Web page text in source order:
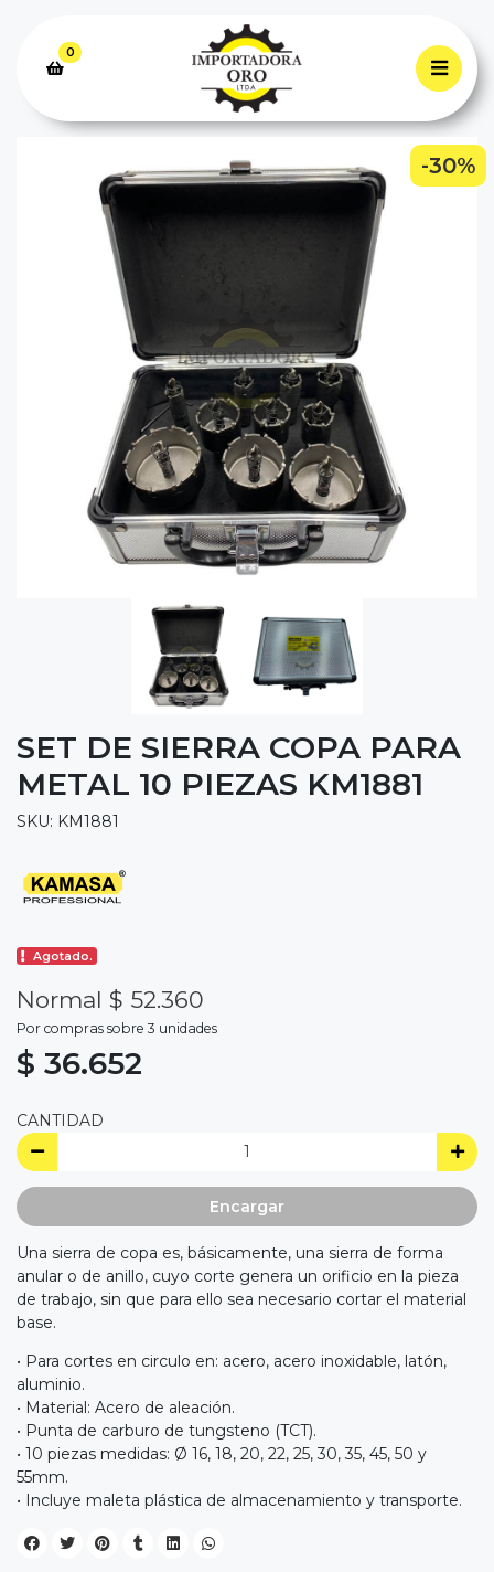
0
-30%
SET DE SIERRA COPA PARA
METAL 10 PIEZAS KM1881
SKU: KM1881
Agotado.
Normal $ 52.360
Por compras sobre 3 unidades
$ 36.652
CANTIDAD
Encargar
Una sierra de copa es, básicamente, una sierra de forma
anular o de anillo, cuyo corte genera un orificio en la pieza
de trabajo, sin que para ello sea necesario cortar el material
base.
• Para cortes en circulo en: acero, acero inoxidable, latón,
aluminio.
• Material: Acero de aleación.
• Punta de carburo de tungsteno (TCT).
• 10 piezas medidas: Ø 16, 18, 20, 22, 25, 30, 35, 45, 50 y
55mm.
• Incluye maleta plástica de almacenamiento y transporte.